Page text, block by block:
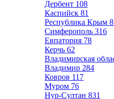
Дербент 108
Каспийск 81
Республика Крым
Симферополь 316
Евпатория 78
Керчь 62
Владимирская
Владимир 284
Ковров 117
Муром 76
Нур-Султан 831